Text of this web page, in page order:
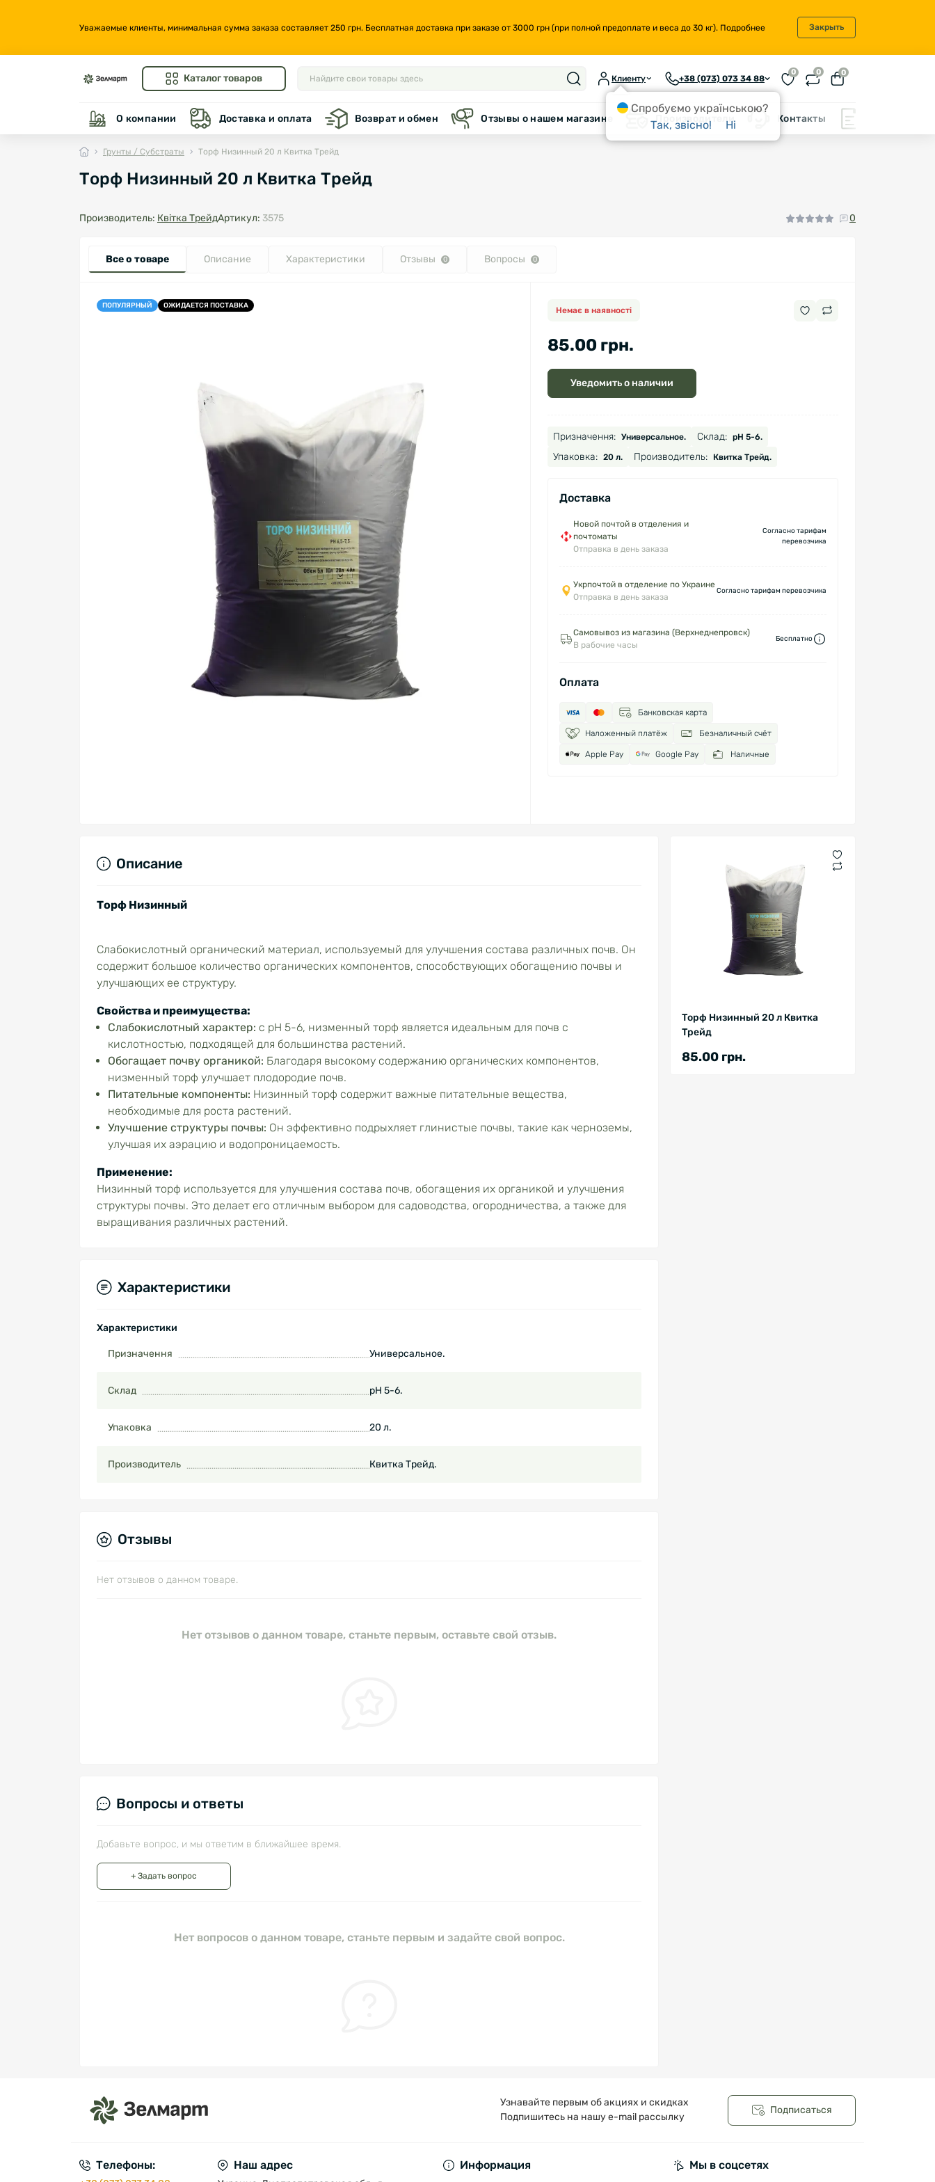
Уважаемые клиенты, минимальная сумма заказа составляет 250 грн. Бесплатная доставка при заказе от 3000 грн (при полной предоплате и веса до 30 кг). Подробнее Закрыть
Каталог товаров Клиенту +38 (073) 073 34 88
0 0 0
О компании Доставка и оплата Возврат и обмен Отзывы о нашем магазине Производители Контакты
Грунты / Субстраты Торф Низинный 20 л Квитка Трейд
Торф Низинный 20 л Квитка Трейд
Производитель: Квітка ТрейдАртикул: 3575 0
Все о товаре Описание Характеристики Отзывы 0 Вопросы 0
ПОПУЛЯРНЫЙ ОЖИДАЕТСЯ ПОСТАВКА Немає в наявності
85.00 грн.
Уведомить о наличии
Призначення: Универсальное. Склад: рН 5-6.
Упаковка: 20 л. Производитель: Квитка Трейд.
Доставка
Новой почтой в отделения и
почтоматы
Отправка в день заказа
Согласно тарифам
перевозчика
Укрпочтой в отделение по Украине
Отправка в день заказа
Согласно тарифам перевозчика
Самовывоз из магазина (Верхнеднепровск)
В рабочие часы
Бесплатно
Оплата
Банковская карта
Наложенный платёж Безналичный счёт
Apple Pay Google Pay Наличные
Торф Низинный 20 л Квитка
Трейд
85.00 грн.
Описание
Торф Низинный
Слабокислотный органический материал, используемый для улучшения состава различных почв. Он
содержит большое количество органических компонентов, способствующих обогащению почвы и
улучшающих ее структуру.
Свойства и преимущества:
Слабокислотный характер: с рН 5-6, низменный торф является идеальным для почв с
кислотностью, подходящей для большинства растений.
Обогащает почву органикой: Благодаря высокому содержанию органических компонентов,
низменный торф улучшает плодородие почв.
Питательные компоненты: Низинный торф содержит важные питательные вещества,
необходимые для роста растений.
Улучшение структуры почвы: Он эффективно подрыхляет глинистые почвы, такие как черноземы,
улучшая их аэрацию и водопроницаемость.
Применение:
Низинный торф используется для улучшения состава почв, обогащения их органикой и улучшения
структуры почвы. Это делает его отличным выбором для садоводства, огородничества, а также для
выращивания различных растений.
Характеристики
Характеристики
Призначення Универсальное.
Склад рН 5-6.
Упаковка 20 л.
Производитель Квитка Трейд.
Отзывы
Нет отзывов о данном товаре.
Нет отзывов о данном товаре, станьте первым, оставьте свой отзыв.
Вопросы и ответы
Добавьте вопрос, и мы ответим в ближайшее время.
+ Задать вопрос
Нет вопросов о данном товаре, станьте первым и задайте свой вопрос.
Узнавайте первым об акциях и скидках
Подпишитесь на нашу e-mail рассылку
Подписаться
Телефоны: Наш адрес Информация Мы в соцсетях
Спробуємо українською?
Так, звісно!
Ні